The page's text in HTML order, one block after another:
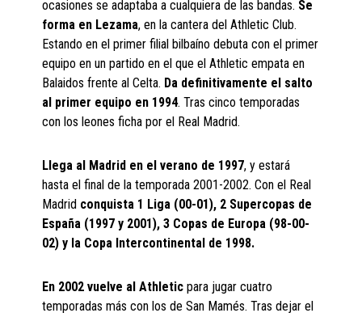
ocasiones se adaptaba a cualquiera de las bandas. Se
forma en Lezama, en la cantera del Athletic Club.
Estando en el primer filial bilbaíno debuta con el primer
equipo en un partido en el que el Athletic empata en
Balaidos frente al Celta. Da definitivamente el salto
al primer equipo en 1994. Tras cinco temporadas
con los leones ficha por el Real Madrid.
Llega al Madrid en el verano de 1997, y estará
hasta el final de la temporada 2001-2002. Con el Real
Madrid conquista 1 Liga (00-01), 2 Supercopas de
España (1997 y 2001), 3 Copas de Europa (98-00-
02) y la Copa Intercontinental de 1998.
En 2002 vuelve al Athletic para jugar cuatro
temporadas más con los de San Mamés. Tras dejar el